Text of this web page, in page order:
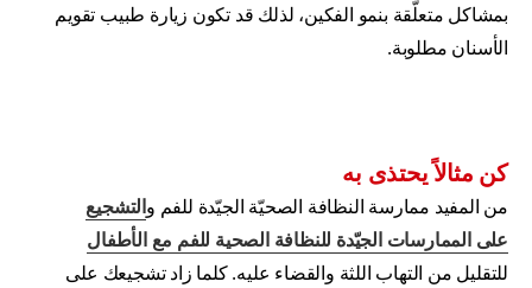
بمشاكل متعلّقة بنمو الفكين، لذلك قد تكون زيارة طبيب تقويم
الأسنان مطلوبة.
كن مثالاً يحتذى به
من المفيد ممارسة النظافة الصحيّة الجيّدة للفم والتشجيع
على الممارسات الجيّدة للنظافة الصحية للفم مع الأطفال
للتقليل من التهاب اللثة والقضاء عليه. كلما زاد تشجيعك على